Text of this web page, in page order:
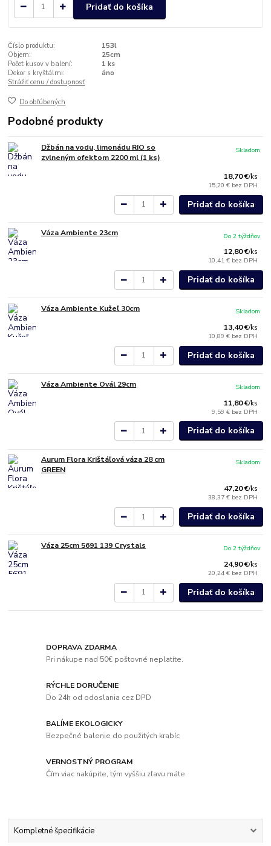
Pridať do košíka
Číslo produktu:
153l
Objem:
25cm
Počet kusov v balení:
1 ks
Dekor s kryštálmi:
áno
Strážiť cenu / dostupnosť
Do obľúbených
Podobné produkty
Džbán na vodu, limonádu RIO so
zvlneným ofektom 2200 ml (1 ks)
18,70 €/ks
15,20 € bez DPH
Skladom
Pridať do košíka
Váza Ambiente 23cm
12,80 €/ks
10,41 € bez DPH
Do 2 týždňov
Pridať do košíka
Váza Ambiente Kužeľ 30cm
13,40 €/ks
10,89 € bez DPH
Skladom
Pridať do košíka
Váza Ambiente Ovál 29cm
11,80 €/ks
9,59 € bez DPH
Skladom
Pridať do košíka
Aurum Flora Krištáľová váza 28 cm
GREEN
47,20 €/ks
38,37 € bez DPH
Skladom
Pridať do košíka
Váza 25cm 5691 139 Crystals
24,90 €/ks
20,24 € bez DPH
Do 2 týždňov
Pridať do košíka
DOPRAVA ZDARMA
Pri nákupe nad 50€ poštovné neplatíte.
RÝCHLE DORUČENIE
Do 24h od odoslania cez DPD
BALÍME EKOLOGICKY
Bezpečné balenie do použitých krabíc
VERNOSTNÝ PROGRAM
Čím viac nakúpite, tým vyššiu zľavu máte
Kompletné špecifikácie